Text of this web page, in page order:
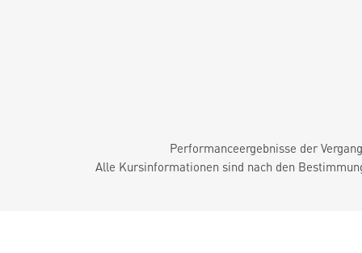
Performanceergebnisse der
Alle Kursinformationen sind nach den